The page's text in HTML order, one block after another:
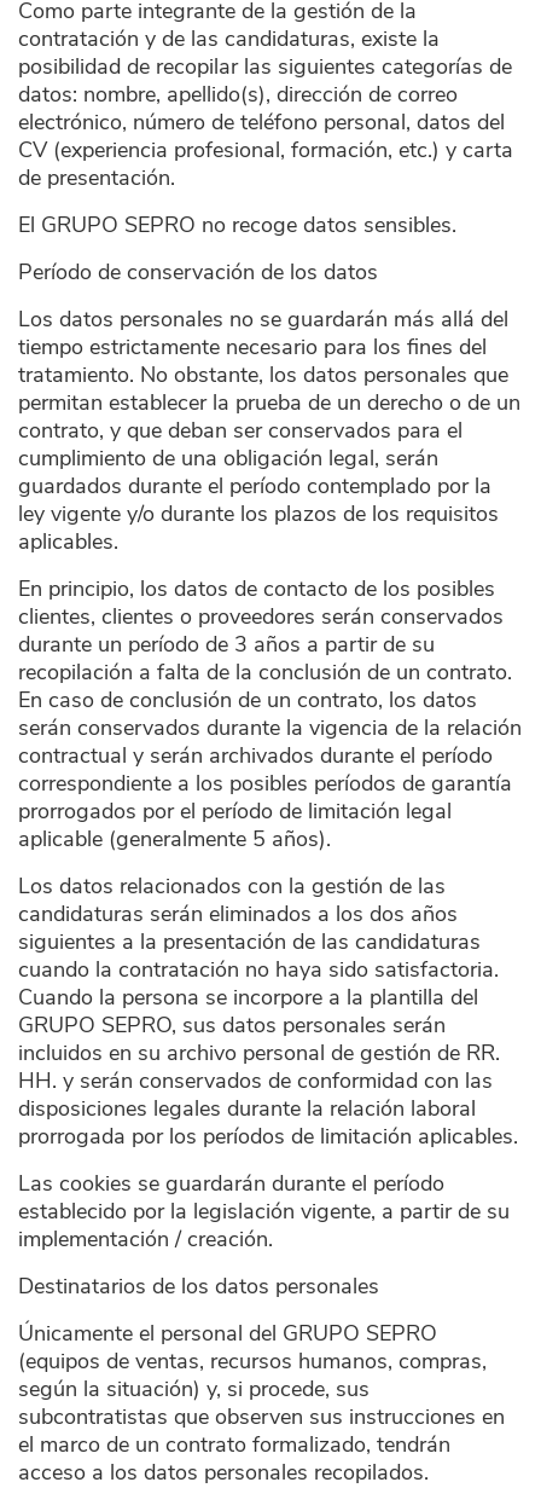
Como parte integrante de la gestión de la
contratación y de las candidaturas, existe la
posibilidad de recopilar las siguientes categorías de
datos: nombre, apellido(s), dirección de correo
electrónico, número de teléfono personal, datos del
CV (experiencia profesional, formación, etc.) y carta
de presentación.
El GRUPO SEPRO no recoge datos sensibles.
Período de conservación de los datos
Los datos personales no se guardarán más allá del
tiempo estrictamente necesario para los fines del
tratamiento. No obstante, los datos personales que
permitan establecer la prueba de un derecho o de un
contrato, y que deban ser conservados para el
cumplimiento de una obligación legal, serán
guardados durante el período contemplado por la
ley vigente y/o durante los plazos de los requisitos
aplicables.
En principio, los datos de contacto de los posibles
clientes, clientes o proveedores serán conservados
durante un período de 3 años a partir de su
recopilación a falta de la conclusión de un contrato.
En caso de conclusión de un contrato, los datos
serán conservados durante la vigencia de la relación
contractual y serán archivados durante el período
correspondiente a los posibles períodos de garantía
prorrogados por el período de limitación legal
aplicable (generalmente 5 años).
Los datos relacionados con la gestión de las
candidaturas serán eliminados a los dos años
siguientes a la presentación de las candidaturas
cuando la contratación no haya sido satisfactoria.
Cuando la persona se incorpore a la plantilla del
GRUPO SEPRO, sus datos personales serán
incluidos en su archivo personal de gestión de RR.
HH. y serán conservados de conformidad con las
disposiciones legales durante la relación laboral
prorrogada por los períodos de limitación aplicables.
Las cookies se guardarán durante el período
establecido por la legislación vigente, a partir de su
implementación / creación.
Destinatarios de los datos personales
Únicamente el personal del GRUPO SEPRO
(equipos de ventas, recursos humanos, compras,
según la situación) y, si procede, sus
subcontratistas que observen sus instrucciones en
el marco de un contrato formalizado, tendrán
acceso a los datos personales recopilados.